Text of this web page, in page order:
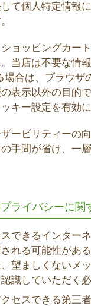
て個人特定情報
ョッピングカー
当店は不要な情
合は、ブラウザ
表示以外の目的
キー設定を有効に
ービリティーの
手間が省け、一
ライバシーに関
できるインター
れる可能性があ
望ましくないメ
識していただく必
セスできる第三